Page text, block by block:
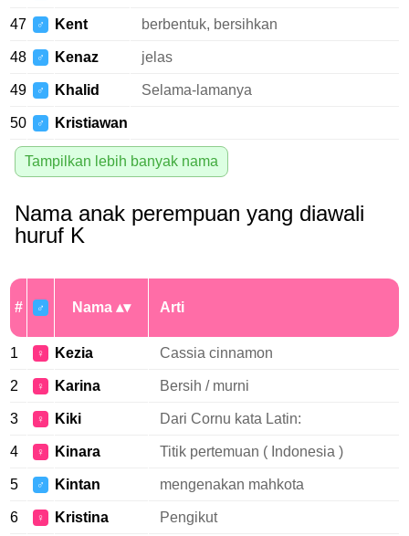
47 ♂ Kent berbentuk, bersihkan
48 ♂ Kenaz jelas
49 ♂ Khalid Selama-lamanya
50 ♂ Kristiawan
Tampilkan lebih banyak nama
Nama anak perempuan yang diawali
huruf K
# ♂ Nama Arti
1 ♀ Kezia Cassia cinnamon
2 ♀ Karina Bersih / murni
3 ♀ Kiki Dari Cornu kata Latin:
4 ♀ Kinara Titik pertemuan ( Indonesia )
5 ♂ Kintan mengenakan mahkota
6 ♀ Kristina Pengikut